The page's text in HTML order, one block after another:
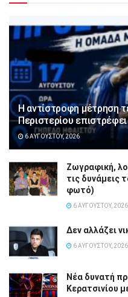
Η αντίστροφη μέτρηση
Περιστερίου
6 ΑΥΓΟΎΣΤΟΥ, 2026
Ζωγραφική,
τις δυνάμεις
φωτό)
6 ΑΥΓΟΎΣΤΟΥ, 2026
Δεν αλλάζει
6 ΑΥΓΟΎΣΤΟΥ, 2026
Νέα δυνατή
Κερατσινίου